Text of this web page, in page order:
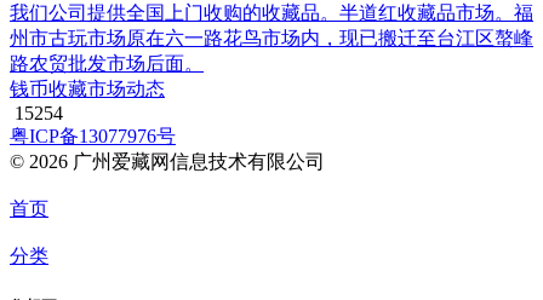
我们公司提供全国上门收购的收藏品。半道红收藏品市场。福
州市古玩市场原在六一路花鸟市场内，现已搬迁至台江区螯峰
路农贸批发市场后面。
钱币收藏市场动态
15254
粤ICP备13077976号
© 2026 广州爱藏网信息技术有限公司
首页
分类